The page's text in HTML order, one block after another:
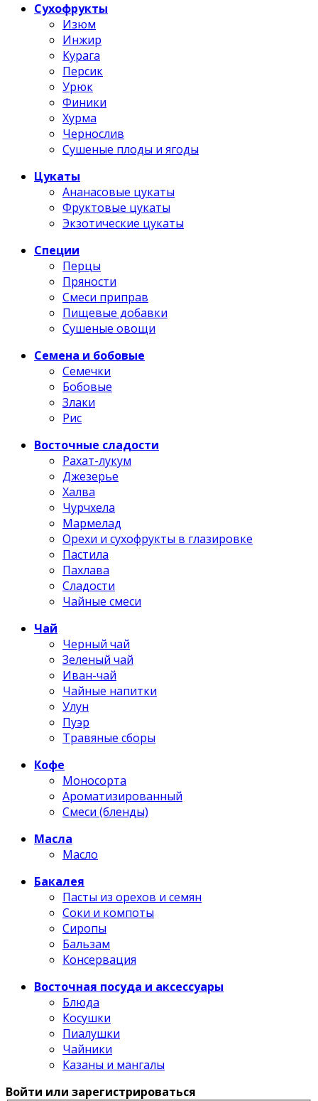
Сухофрукты
Изюм
Инжир
Курага
Персик
Урюк
Финики
Хурма
Чернослив
Сушеные плоды и ягоды
Цукаты
Ананасовые цукаты
Фруктовые цукаты
Экзотические цукаты
Специи
Перцы
Пряности
Смеси приправ
Пищевые добавки
Сушеные овощи
Семена и бобовые
Семечки
Бобовые
Злаки
Рис
Восточные сладости
Рахат-лукум
Джезерье
Халва
Чурчхела
Мармелад
Орехи и сухофрукты в глазировке
Пастила
Пахлава
Сладости
Чайные смеси
Чай
Черный чай
Зеленый чай
Иван-чай
Чайные напитки
Улун
Пуэр
Травяные сборы
Кофе
Моносорта
Ароматизированный
Смеси (бленды)
Масла
Масло
Бакалея
Пасты из орехов и семян
Соки и компоты
Сиропы
Бальзам
Консервация
Восточная посуда и аксессуары
Блюда
Косушки
Пиалушки
Чайники
Казаны и мангалы
Войти или зарегистрироваться